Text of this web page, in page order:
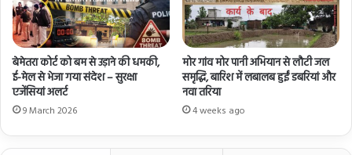
बेमेतरा कोर्ट को बम से उड़ाने की धमकी,
ई-मेल से भेजा गया संदेश – सुरक्षा
एजेंसियां अलर्ट
9 March 2026
मोर गांव मोर पानी अभियान से लौटी जल
समृद्धि, बारिश में लबालब हुईं डबरियां और
नवा तरिया
4 weeks ago